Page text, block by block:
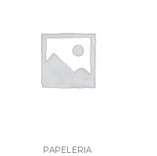
PAPELERIA